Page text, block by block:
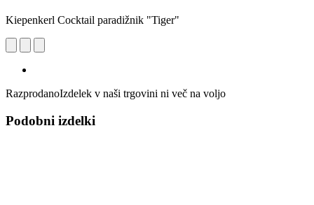
Kiepenkerl Cocktail paradižnik "Tiger"
RazprodanoIzdelek v naši trgovini ni več na voljo
Podobni izdelki